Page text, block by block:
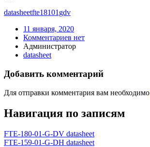
datasheetfte18101gdv
11 января, 2020
Комментариев нет
Администратор
datasheet
Добавить комментарий
Для отправки комментария вам необходимо
Навигация по записям
FTE-180-01-G-DV datasheet
FTE-159-01-G-DH datasheet